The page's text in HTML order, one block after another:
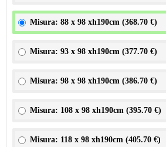
Misura: 88 x 98 xh190cm (368.70 €)
Misura: 93 x 98 xh190cm (377.70 €)
Misura: 98 x 98 xh190cm (386.70 €)
Misura: 108 x 98 xh190cm (395.70 €)
Misura: 118 x 98 xh190cm (405.70 €)